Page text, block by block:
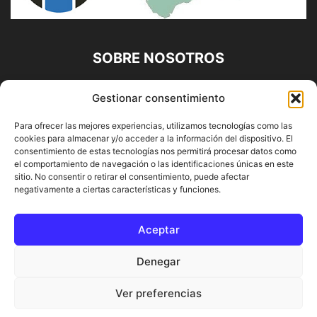
Gestionar consentimiento
Para ofrecer las mejores experiencias, utilizamos tecnologías como las
cookies para almacenar y/o acceder a la información del dispositivo. El
consentimiento de estas tecnologías nos permitirá procesar datos como
el comportamiento de navegación o las identificaciones únicas en este
sitio. No consentir o retirar el consentimiento, puede afectar
negativamente a ciertas características y funciones.
Aceptar
Denegar
Ver preferencias
SOBRE NOSOTROS
Diario Alhaurín (www.alhaurindelatorre.com) Propiedad de
Francisco E. López López | 639 95 71 95 | Noticias de
Alhaurín de la Torre, Málaga y Provincia|
Contáctanos:info@alhaurindelatorre.com
SÍGUENOS
© DIARIO ALHAURÍN | Diseñado por INFORMÁTICA ALHAURÍN